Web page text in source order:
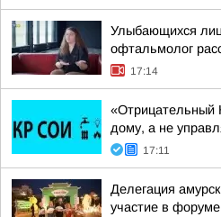
Улыбающихся
офтальмолог
17:14
дому, а не
17:11
Делегация
участие в